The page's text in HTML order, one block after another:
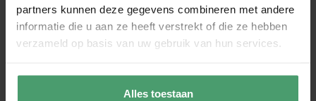
partners kunnen deze gegevens combineren met andere
informatie die u aan ze heeft verstrekt of die ze hebben
verzameld op basis van uw gebruik van hun services.
Alles toestaan
Belastingplichtigen, die mogelijk in aanmerking
komen voor rechtsherstel, kunnen in oktober
verwachten met uitleg over de vervolgstappen.